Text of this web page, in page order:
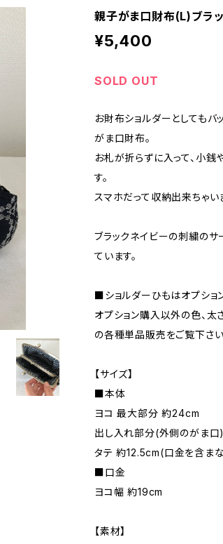
親子がま口財布(L)ブラ
¥5,400
SOLD OUT
お財布ショルダーとしても
がま口財布。
お札が折らずに入って、小
す。
スマホだって収納出来ちゃい
ブラックネイビーの刺繍の
ています。
■ショルダーひもはオプショ
オプション購入以外の色、太
の各種単品販売をご覧下さい
【サイズ】
■本体
ヨコ 最大部分 約24cm
出し入れ部分(外側のがま
タテ 約12.5cm(口金を含ま
■口金
ヨコ幅 約19cm
【素材】